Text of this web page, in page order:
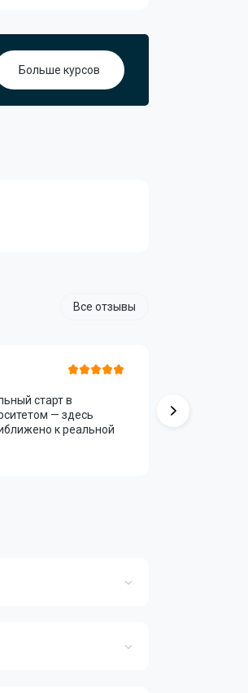
Больше курсов
Все отзывы
старт в
— здесь
к реальной